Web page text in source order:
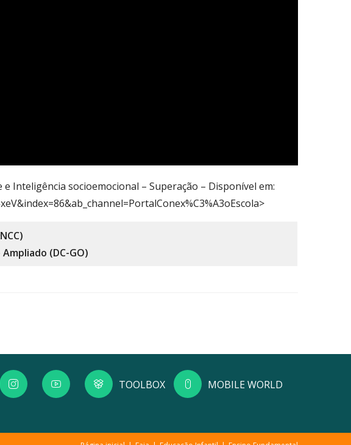
Inteligência socioemocional – Superação – Disponível em:
(DC-GO)
TOOLBOX MOBILE WORLD